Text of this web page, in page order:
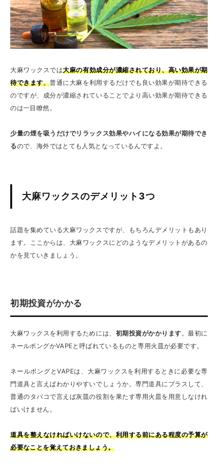
大麻ワックスでは大麻の有効成分が濃縮されており、高い効果が期
待できます。普通に大麻を利用するだけでも良い効果が期待できる
のですが、成分が濃縮されていることでより高い効果が期待できる
のは一目瞭然。
少量の煙を吸うだけでリラックス効果やハイになる効果が期待でき
るので、海外ではとても人気となっているんですよ。
大麻ワックスのデメリット3つ
話題を集めている大麻ワックスですが、もちろんデメリットもあり
ます。ここからは、大麻ワックスにどのようなデメリットがあるの
かを見ていきましょう。
初期投資がかかる
大麻ワックスを利用するためには、 初期投資がかかります。最初に
ネールボングかVAPEと呼ばれているものと専用火皿が必要です。
ネールボングとVAPEは、大麻ワックスを利用するときに必要な専
門道具と言えばわかりやすいでしょうか。専門道具にプラスして、
普通のタバコで言えば灰皿の役割を果たす専用火皿を用意しなけれ
ばいけません。
道具を整えなければいけないので、利用する前にある程度の予算が
必要なことを覚えておきましょう。